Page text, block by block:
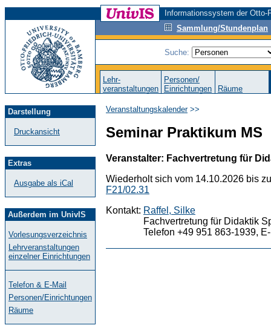
Informationssystem der
Sammlung/Stundenplan
Suche:
Lehr-
veranstaltungen
Personen/
Einrichtungen
Räume
Darstellung
Druckansicht
Extras
Ausgabe als iCal
Außerdem im UnivIS
Vorlesungsverzeichnis
Lehrveranstaltungen
einzelner Einrichtungen
Telefon & E-Mail
Personen/Einrichtungen
Räume
Veranstaltungskalender>>
Seminar Praktikum MS
Veranstalter: Fachvertretung für
Wiederholt sich vom 14.10.2026 bis
F21/02.31
Kontakt: Raffel, Silke
Fachvertretung für Didaktik
Telefon +49 951 863-1939,